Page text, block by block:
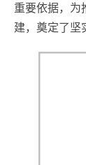
重要依据，为
建，奠定了坚